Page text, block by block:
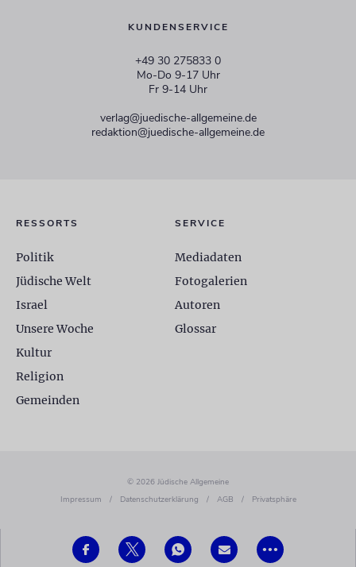
•••
KUNDENSERVICE
+49 30 275833 0
Mo-Do 9-17 Uhr
Fr 9-14 Uhr
verlag@juedische-allgemeine.de
redaktion@juedische-allgemeine.de
RESSORTS
Politik
Jüdische Welt
Israel
Unsere Woche
Kultur
Religion
Gemeinden
SERVICE
Mediadaten
Fotogalerien
Autoren
Glossar
© 2026 Jüdische Allgemeine
Impressum
/ Datenschutzerklärung / AGB / Privatsphäre